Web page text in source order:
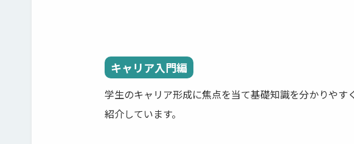
キャリア入門編
学生のキャリア形成に焦点を当て基礎知識を分かりや
紹介しています。